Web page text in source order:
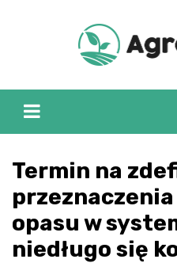
Termin na
przeznaczenia
opasu w
niedługo się